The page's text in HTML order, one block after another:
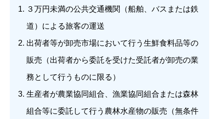
３万円未満の公共交通機関（船舶、バスまたは鉄
道）による旅客の運送
出荷者等が卸売市場において行う生鮮食料品等の
販売（出荷者から委託を受けた受託者が卸売の業
務として行うものに限る）
生産者が農業協同組合、漁業協同組合または森林
組合等に委託して行う農林水産物の販売（無条件